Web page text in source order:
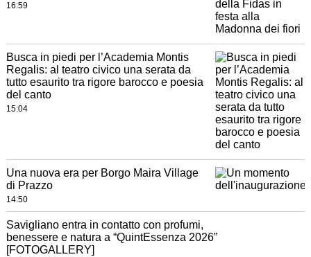
16:59
Busca in piedi per l’Academia Montis
Regalis: al teatro civico una serata da
tutto esaurito tra rigore barocco e poesia
del canto
15:04
Una nuova era per Borgo Maira Village
di Prazzo
14:50
Savigliano entra in contatto con profumi,
benessere e natura a “QuintEssenza 2026”
[FOTOGALLERY]